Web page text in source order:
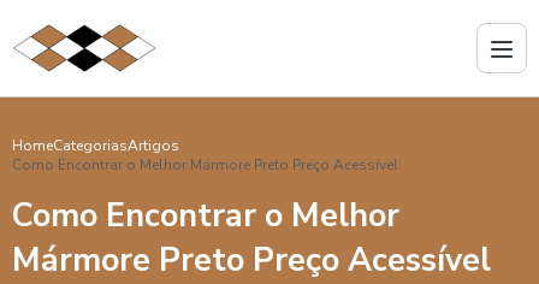
HomeCategoriasArtigos
Como Encontrar o Melhor Mármore Preto Preço Acessível
Como Encontrar o Melhor
Mármore Preto Preço Acessível